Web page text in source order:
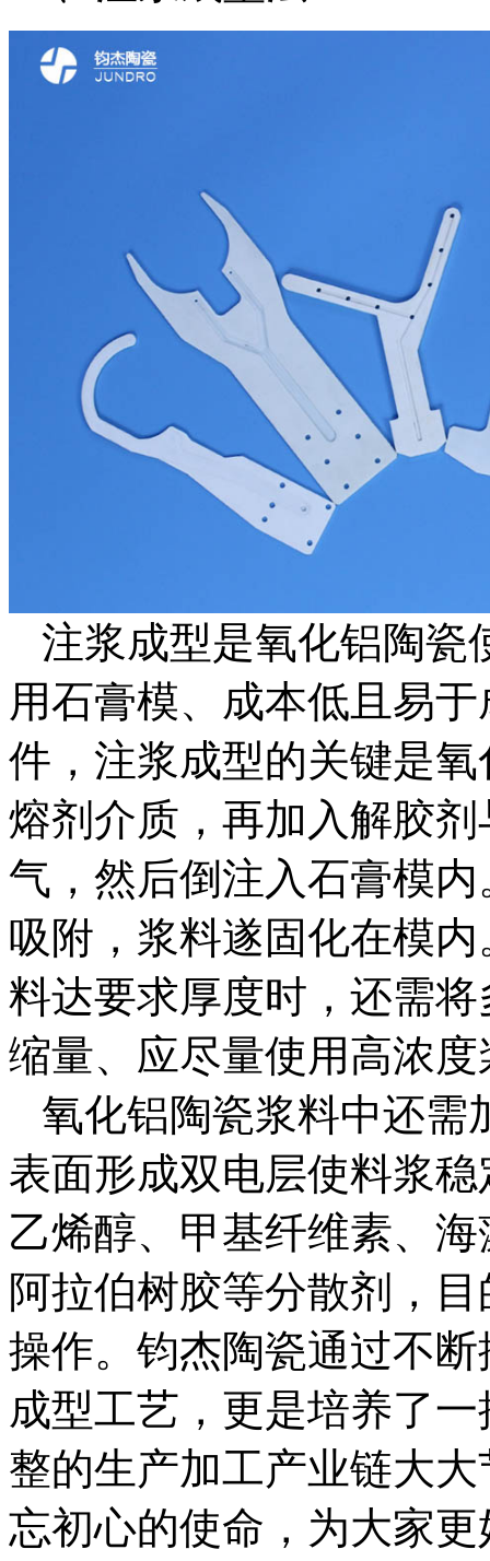
注浆成型是氧化铝陶瓷
用石膏模、成本低且易
件，注浆成型的关键是
熔剂介质，再加入解胶
气，然后倒注入石膏模
吸附，浆料遂固化在模
料达要求厚度时，还需
缩量、应尽量使用高浓度
氧化铝陶瓷浆料中还需
表面形成双电层使料浆
乙烯醇、甲基纤维素、
阿拉伯树胶等分散剂，
操作。钧杰陶瓷通过不
成型工艺，更是培养了
整的生产加工产业链大
忘初心的使命，为大家